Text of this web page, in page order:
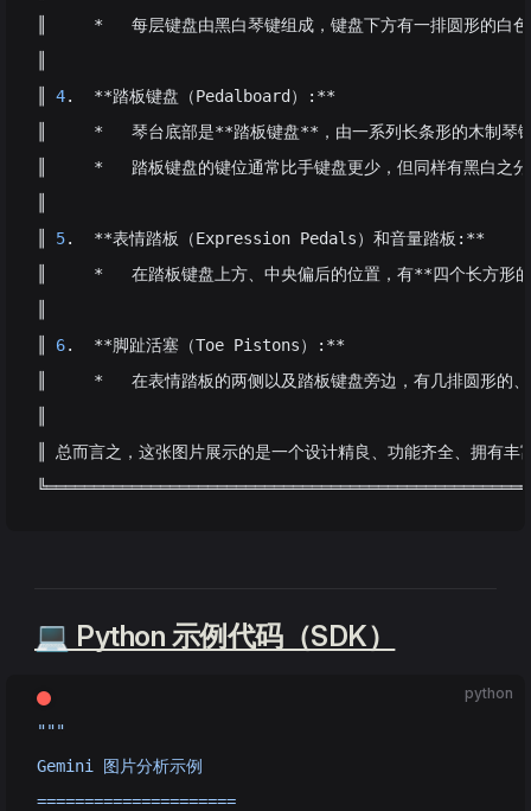
║     *   每层键盘由黑白琴键组成，键盘下方有一排圆形的白
4.  **踏板键盘（Pedalboard）:**
║     *   琴台底部是**踏板键盘**，由一系列长条形的木制琴键
║     *   踏板键盘的键位通常比手键盘更少，但同样有黑白之分
5.  **表情踏板（Expression Pedals）和音量踏板:**
║     *   在踏板键盘上方、中央偏后的位置，有**四个长方形
6.  **脚趾活塞（Toe Pistons）:**
║     *   在表情踏板的两侧以及踏板键盘旁边，有几排圆形的
║ 总而言之，这张图片展示的是一个设计精良、功能齐全、拥有
💻 Python 示例代码（SDK）
python
"""
Gemini 图片分析示例
=====================